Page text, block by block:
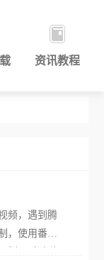
资讯教程
频，遇到腾
，使用番茄